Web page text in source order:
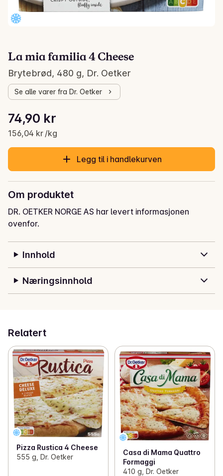
La mia familia 4 Cheese
Brytebrød, 480 g, Dr. Oetker
Se alle varer fra Dr. Oetker
Gjeldende pris er: 74,90 kr
74,90 kr
156,04 kr /kg
Stykkpris: 156,04 kr /kg
Legg til i handlekurven
Om produktet
DR. OETKER NORGE AS har levert informasjonen
ovenfor.
Innhold
Næringsinnhold
Relatert
Pizza Rustica 4 Cheese
555 g, Dr. Oetker
Casa di Mama Quattro
Formaggi
410 g, Dr. Oetker